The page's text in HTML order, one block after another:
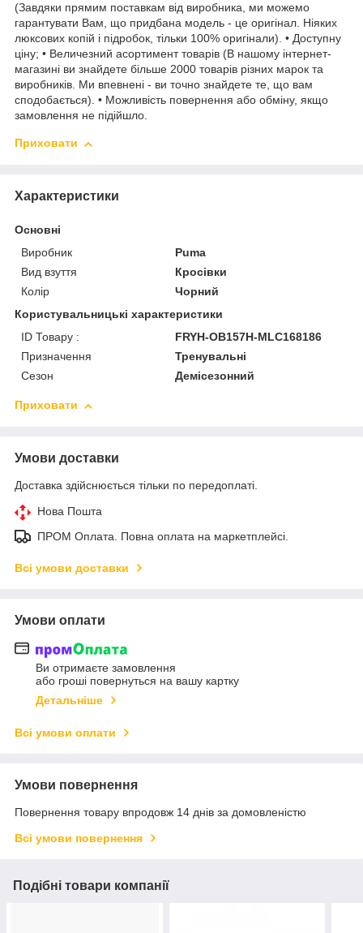
(Завдяки прямим поставкам від виробника, ми можемо
гарантувати Вам, що придбана модель - це оригінал. Ніяких
люксових копій і підробок, тільки 100% оригінали). • Доступну
ціну; • Величезний асортимент товарів (В нашому інтернет-
магазині ви знайдете більше 2000 товарів різних марок та
виробників. Ми впевнені - ви точно знайдете те, що вам
сподобається). • Можливість повернення або обміну, якщо
замовлення не підійшло.
Приховати
Характеристики
Основні
Виробник
Puma
Вид взуття
Кросівки
Колір
Чорний
Користувальницькі характеристики
ID Товару :
FRYH-OB157H-MLC168186
Призначення
Тренувальні
Сезон
Демісезонний
Приховати
Умови доставки
Доставка здійснюється тільки по передоплаті.
Нова Пошта
ПРОМ Оплата. Повна оплата на маркетплейсі.
Всі умови доставки
Умови оплати
Ви отримаєте замовлення
або гроші повернуться на вашу картку
Детальніше
Всі умови оплати
Умови повернення
Повернення товару впродовж 14 днів за домовленістю
Всі умови повернення
Подібні товари компанії